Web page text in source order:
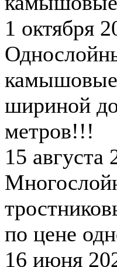
1 октября
шириной
метров!!!
15 августа
по цене
16 июня